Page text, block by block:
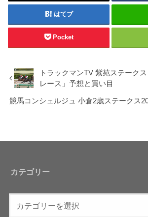
はてブ
Pocket
トラックマンTV 紫苑ステーク
レース」予想と買い目
競馬コンシェルジュ 小倉2歳ステークス
カテゴリー